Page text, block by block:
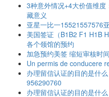
3种意外情况+4大价值维
藏意义
亚星一比一15521557576
美国签证（B1B2 F1 H1B
各个领馆的预约
加急预约美签 缩短审核时
Un permis de conducere
办理留信认证的目的是什
956290760
办理留信认证的目的是什